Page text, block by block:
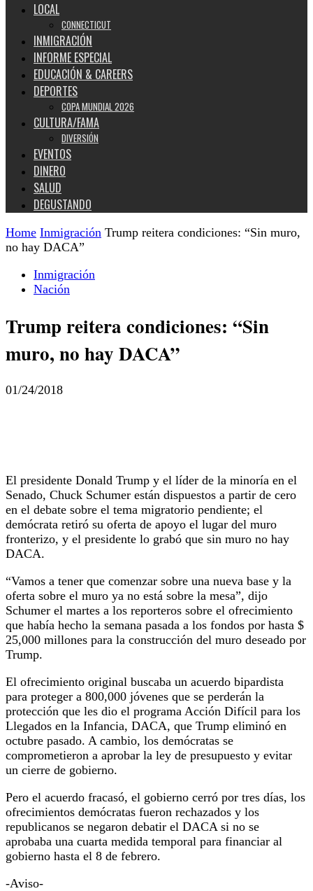
LOCAL
CONNECTICUT
INMIGRACIÓN
INFORME ESPECIAL
EDUCACIÓN & CAREERS
DEPORTES
COPA MUNDIAL 2026
CULTURA/FAMA
DIVERSIÓN
EVENTOS
DINERO
SALUD
DEGUSTANDO
Home Inmigración Trump reitera condiciones: “Sin muro,
no hay DACA”
Inmigración
Nación
Trump reitera condiciones: “Sin
muro, no hay DACA”
01/24/2018
El presidente Donald Trump y el líder de la minoría en el
Senado, Chuck Schumer están dispuestos a partir de cero
en el debate sobre el tema migratorio pendiente; el
demócrata retiró su oferta de apoyo el lugar del muro
fronterizo, y el presidente lo grabó que sin muro no hay
DACA.
“Vamos a tener que comenzar sobre una nueva base y la
oferta sobre el muro ya no está sobre la mesa”, dijo
Schumer el martes a los reporteros sobre el ofrecimiento
que había hecho la semana pasada a los fondos por hasta $
25,000 millones para la construcción del muro deseado por
Trump.
El ofrecimiento original buscaba un acuerdo bipardista
para proteger a 800,000 jóvenes que se perderán la
protección que les dio el programa Acción Difícil para los
Llegados en la Infancia, DACA, que Trump eliminó en
octubre pasado. A cambio, los demócratas se
comprometieron a aprobar la ley de presupuesto y evitar
un cierre de gobierno.
Pero el acuerdo fracasó, el gobierno cerró por tres días, los
ofrecimientos demócratas fueron rechazados y los
republicanos se negaron debatir el DACA si no se
aprobaba una cuarta medida temporal para financiar al
gobierno hasta el 8 de febrero.
-Aviso-